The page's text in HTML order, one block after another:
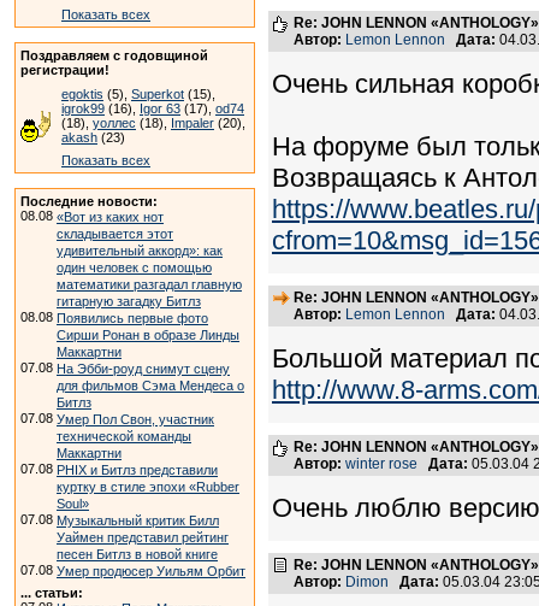
Показать всех
Поздравляем с годовщиной
регистрации!
egoktis (5), Superkot (15),
igrok99 (16), Igor 63 (17), od74
(18), уоллес (18), Impaler (20),
akash (23)
Показать всех
Последние новости:
08.08 «Вот из каких нот
складывается этот
удивительный аккорд»: как
один человек с помощью
математики разгадал главную
гитарную загадку Битлз
08.08 Появились первые фото
Сирши Ронан в образе Линды
Маккартни
07.08 На Эбби-роуд снимут сцену
для фильмов Сэма Мендеса о
Битлз
07.08 Умер Пол Свон, участник
технической команды
Маккартни
07.08 PHIX и Битлз представили
куртку в стиле эпохи «Rubber
Soul»
07.08 Музыкальный критик Билл
Уаймен представил рейтинг
песен Битлз в новой книге
07.08 Умер продюсер Уильям Орбит
... статьи:
Re: JOHN LENNON
Автор: Lemon Lennon Дата:
Очень сильная
На форуме был
Возвращаясь к
https://
Re: JOHN LENNON
Автор: Lemon Lennon Дата:
Большой материал
http://www.8-
Re: JOHN LENNON
Автор: winter rose Дата: 05.03.04
Очень люблю версию
Re: JOHN LENNON
Автор: Dimon Дата: 05.03.04